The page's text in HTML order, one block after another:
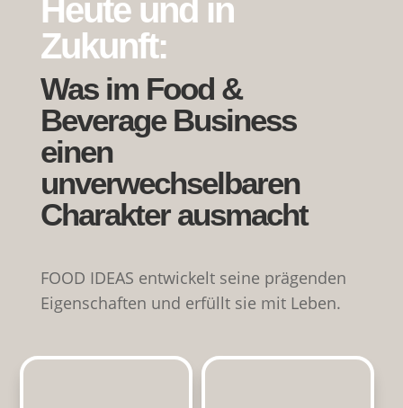
Heute und in
Zukunft:
Was im Food &
Beverage Business
einen
unverwechselbaren
Charakter ausmacht
FOOD IDEAS entwickelt seine prägenden
Eigenschaften und erfüllt sie mit Leben.